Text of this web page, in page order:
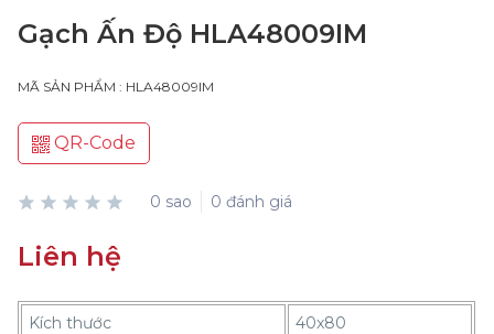
Gạch Ấn Độ HLA48009IM
MÃ SẢN PHẨM : HLA48009IM
QR-Code
0 sao 0 đánh giá
Liên hệ
Kích thước
40x80